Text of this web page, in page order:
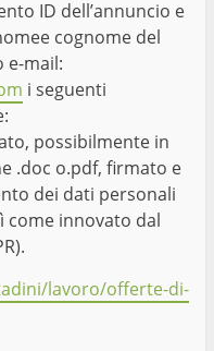
ID dell’annuncio e
cognome del
e-mail:
i seguenti
possibilmente in
.doc o.pdf, firmato e
dei dati personali
come innovato dal
lavoro/offerte-di-